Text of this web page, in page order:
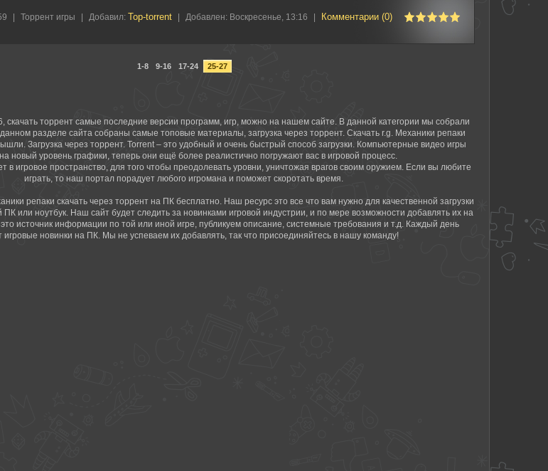
Торрент игры Добавил: Top-torrent Добавлен: Воскресенье, 13:16 Комментарии (0)
1-8 9-16 17-24 25-27
скачать торрент самые последние версии программ, игр, можно на нашем сайте. В данной категории мы собрали
разделе сайта собраны самые топовые материалы, загрузка через торрент. Скачать r.g. Механики репаки
Загрузка через торрент. Torrent – это удобный и очень быстрый способ загрузки. Компьютерные видео игры
новый уровень графики, теперь они ещё более реалистично погружают вас в игровой процесс.
в игровое пространство, для того чтобы преодолевать уровни, уничтожая врагов своим оружием. Если вы любите
играть, то наш портал порадует любого игромана и поможет скоротать время.
репаки скачать через торрент на ПК бесплатно. Наш ресурс это все что вам нужно для качественной загрузки
или ноутбук. Наш сайт будет следить за новинками игровой индустрии, и по мере возможности добавлять их на
источник информации по той или иной игре, публикуем описание, системные требования и т.д. Каждый день
игровые новинки на ПК. Мы не успеваем их добавлять, так что присоединяйтесь в нашу команду!